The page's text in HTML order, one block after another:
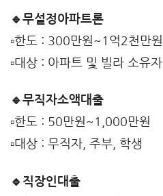
🔹무설정아파트론
▫️한도 : 300만원~1억2천만원
▫️대상 : 아파트 및 빌라 소유자
🔹무직자소액대출
▫️한도 : 50만원~1,000만원
▫️대상 : 무직자, 주부, 학생
🔹직장인대출